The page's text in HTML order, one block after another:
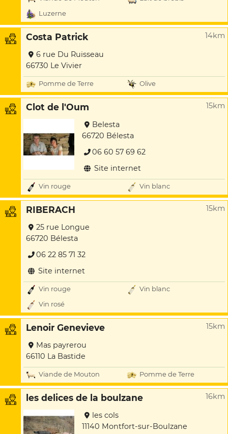
Luzerne
Costa Patrick 14km
6 rue Du Ruisseau
66730 Le Vivier
Pomme de Terre Olive
Clot de l'Oum 15km
Belesta
66720 Bélesta
06 60 57 69 62
Site internet
Vin rouge Vin blanc
RIBERACH 15km
25 rue Longue
66720 Bélesta
06 22 85 71 32
Site internet
Vin rouge
Vin blanc
Vin rosé
Lenoir Genevieve 15km
Mas payrerou
66110 La Bastide
Viande de Mouton Pomme de Terre
les delices de la boulzane 16km
les cols
11140 Montfort-sur-Boulzane